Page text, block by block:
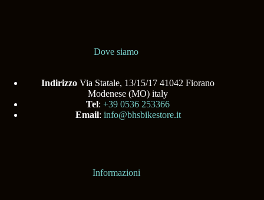
Dove siamo
Indirizzo Via Statale, 13/15/17 41042 Fiorano
Modenese (MO) italy
Tel:+39 0536 253366
Email: info@bhsbikestore.it
Informazioni